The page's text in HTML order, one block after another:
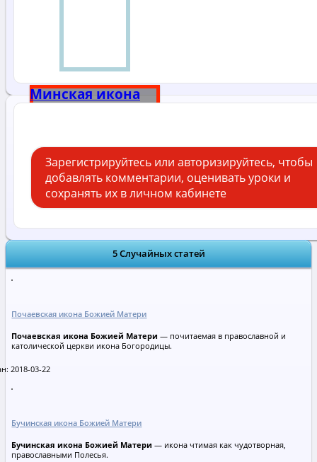
Минская икона
Зарегистрируйтесь или авторизируйтесь, чтобы
добавлять комментарии, оценивать уроки и
сохранять их в личном кабинете
5 Случайных статей
Почаевская икона Божией Матери
Почаевская икона Божией Матери — почитаемая в православной и
католической церкви икона Богородицы.
2018-03-22
Бучинская икона Божией Матери
Бучинская икона Божией Матери — икона чтимая как чудотворная,
православными Полесья.